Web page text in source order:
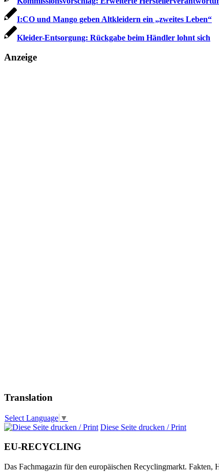
I:CO und Mango geben Altkleidern ein „zweites Leben“
Kleider-Entsorgung: Rückgabe beim Händler lohnt sich
Anzeige
Translation
Select Language ▼
Diese Seite drucken / Print
EU-RECYCLING
Das Fachmagazin für den europäischen Recyclingmarkt. Fakten,